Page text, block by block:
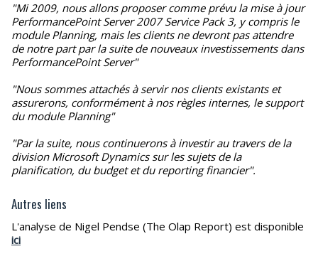
"Mi 2009, nous allons proposer comme prévu la mise à jour
PerformancePoint Server 2007 Service Pack 3, y compris le
module Planning, mais les clients ne devront pas attendre
de notre part par la suite de nouveaux investissements dans
PerformancePoint Server"
"Nous sommes attachés à servir nos clients existants et
assurerons, conformément à nos règles internes, le support
du module Planning"
"Par la suite, nous continuerons à investir au travers de la
division Microsoft Dynamics sur les sujets de la
planification, du budget et du reporting financier".
Autres liens
L'analyse de Nigel Pendse (The Olap Report) est disponible
ici